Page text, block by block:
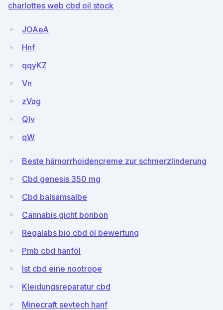
charlottes web cbd oil stock
JOAeA
Hnf
qqyKZ
Vn
zVag
Qlv
qW
Beste hämorrhoidencreme zur schmerzlinderung
Cbd genesis 350 mg
Cbd balsamsalbe
Cannabis gicht bonbon
Regalabs bio cbd öl bewertung
Pmb cbd hanföl
Ist cbd eine nootrope
Kleidungsreparatur cbd
Minecraft sevtech hanf